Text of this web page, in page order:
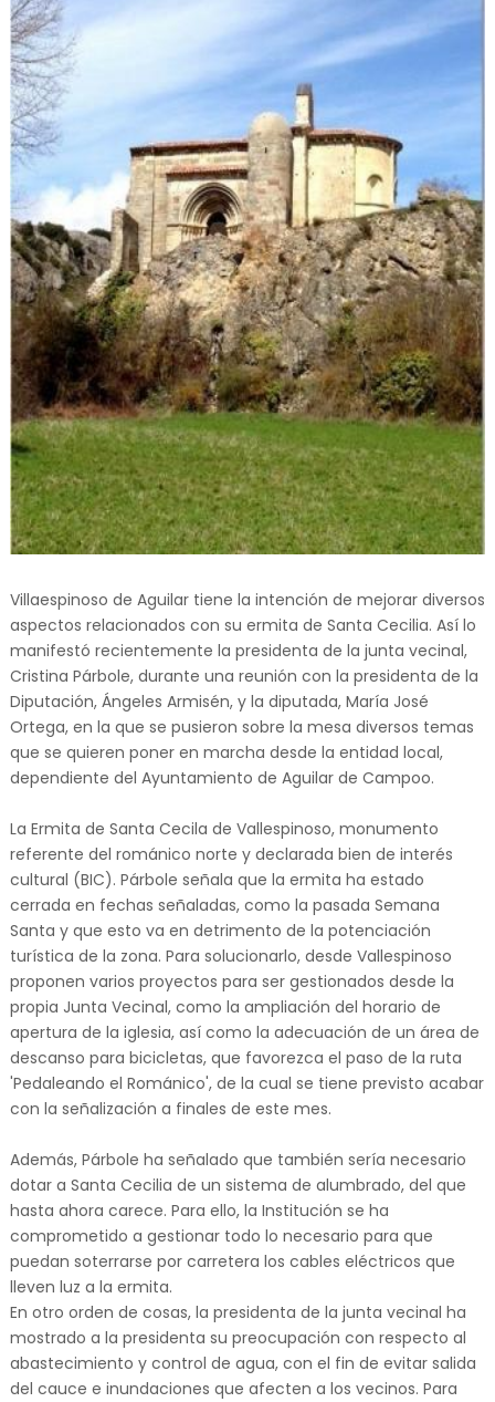
Villaespinoso de Aguilar tiene la intención de mejorar diversos
aspectos relacionados con su ermita de Santa Cecilia. Así lo
manifestó recientemente la presidenta de la junta vecinal,
Cristina Párbole, durante una reunión con la presidenta de la
Diputación, Ángeles Armisén, y la diputada, María José
Ortega, en la que se pusieron sobre la mesa diversos temas
que se quieren poner en marcha desde la entidad local,
dependiente del Ayuntamiento de Aguilar de Campoo.
La Ermita de Santa Cecila de Vallespinoso, monumento
referente del románico norte y declarada bien de interés
cultural (BIC). Párbole señala que la ermita ha estado
cerrada en fechas señaladas, como la pasada Semana
Santa y que esto va en detrimento de la potenciación
turística de la zona. Para solucionarlo, desde Vallespinoso
proponen varios proyectos para ser gestionados desde la
propia Junta Vecinal, como la ampliación del horario de
apertura de la iglesia, así como la adecuación de un área de
descanso para bicicletas, que favorezca el paso de la ruta
'Pedaleando el Románico', de la cual se tiene previsto acabar
con la señalización a finales de este mes.
Además, Párbole ha señalado que también sería necesario
dotar a Santa Cecilia de un sistema de alumbrado, del que
hasta ahora carece. Para ello, la Institución se ha
comprometido a gestionar todo lo necesario para que
puedan soterrarse por carretera los cables eléctricos que
lleven luz a la ermita.
En otro orden de cosas, la presidenta de la junta vecinal ha
mostrado a la presidenta su preocupación con respecto al
abastecimiento y control de agua, con el fin de evitar salida
del cauce e inundaciones que afecten a los vecinos. Para